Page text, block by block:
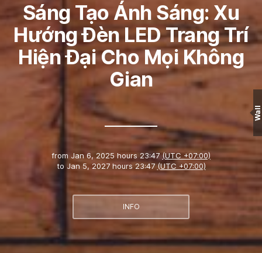
Sáng Tạo Ánh Sáng: Xu
Hướng Đèn LED Trang Trí
Hiện Đại Cho Mọi Không
Gian
from Jan 6, 2025 hours 23:47(UTC +07:00)
to Jan 5, 2027 hours 23:47(UTC +07:00)
INFO
Wall